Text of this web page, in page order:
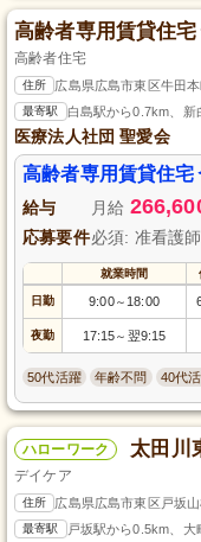
高齢者専用賃貸住
高齢者住宅
住所 広島県広島市東区牛田
最寄駅 白島駅から0.7km、新
医療法人社団 聖愛会
高齢者専用賃貸住宅
給与 月給
応募要件必須: 准看護師
就業時間
日勤 9:00～ 18:00
夜勤 17:15～ 翌9:15
50代活躍 年齢不問 40代
ハローワーク 太田川
デイケア
住所 広島県広島市東区戸坂
最寄駅 戸坂駅から0.5km、